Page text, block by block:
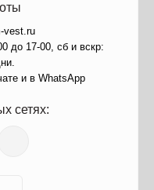
vest.ru
до 17-00, сб и вскр:
и в WhatsApp
сетях: